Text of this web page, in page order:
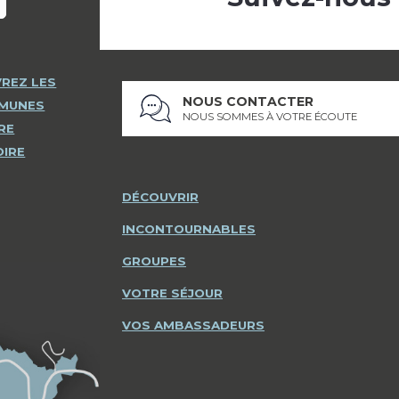
LES
NOUS CONTACTER
NOUS SOMMES À VOTRE ÉCOUTE
DÉCOUVRIR
INCONTOURNABLES
GROUPES
VOTRE SÉJOUR
VOS AMBASSADEURS